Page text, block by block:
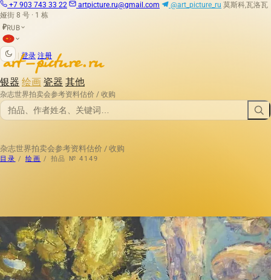
+7 903 743 33 22 artpicture.ru@gmail.com @art_picture_ru 莫斯科,瓦洛瓦
娅街 8 号 · 1 栋
₽RUB
登录 注册
银器 绘画 瓷器 其他
杂志世界拍卖会参考资料估价 / 收购
杂志世界拍卖会参考资料估价 / 收购
目录 / 绘画 / 拍品 № 4149